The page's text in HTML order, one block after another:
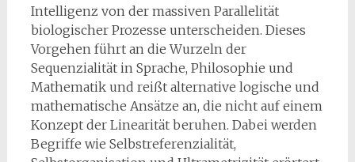
Intelligenz von der massiven Parallelität
biologischer Prozesse unterscheiden. Dieses
Vorgehen führt an die Wurzeln der
Sequenzialität in Sprache, Philosophie und
Mathematik und reißt alternative logische und
mathematische Ansätze an, die nicht auf einem
Konzept der Linearität beruhen. Dabei werden
Begriffe wie Selbstreferenzialität,